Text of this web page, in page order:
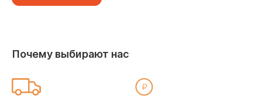
Почему выбирают нас